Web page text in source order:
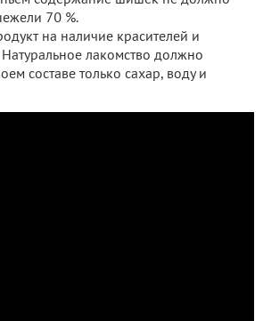
70 %.
на наличие красителей и
Натуральное лакомство должно
составе только сахар, воду и